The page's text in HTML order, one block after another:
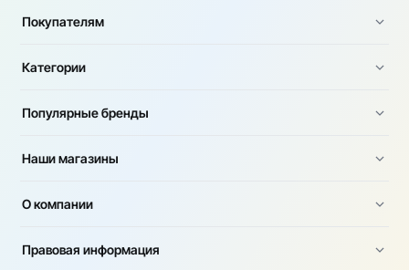
Покупателям
Категории
Популярные бренды
Наши магазины
О компании
Правовая информация